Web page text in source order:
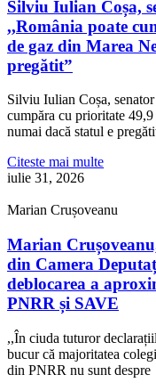
Silviu Iulian Coșa,
,,România poate
de gaz din Marea
pregătit”
Silviu Iulian Coșa,
cumpăra cu prioritate
numai dacă statul e
Citeste mai multe
iulie 31, 2026
Marian Crușoveanu
Marian
din Camera
deblocarea a
PNRR și SAVE
,,În ciuda tuturor
bucur că majoritatea
din PNRR nu sunt despre